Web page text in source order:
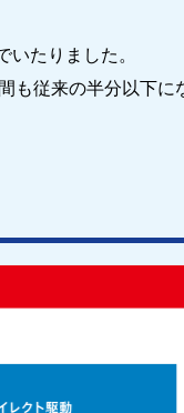
たりました。
も従来の半分以下に